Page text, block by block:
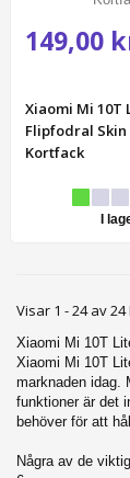
149,00
Xiaomi Mi 10T
Flipfodral Skin
Kortfack
I
Visar 1 - 24 av
Xiaomi Mi 10T
Xiaomi Mi 10T
marknaden idag.
funktioner är det
behöver för att
Några av de